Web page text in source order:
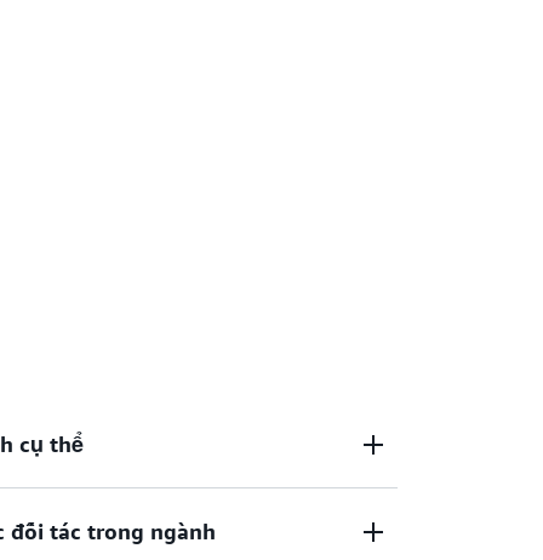
cụ thể
vào chuyên môn sâu sắc trong ngành
đối tác trong ngành